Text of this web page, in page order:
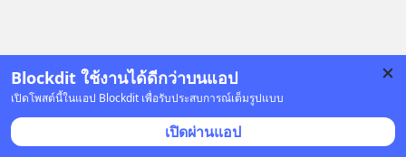
Blockdit ใช้งานได้ดีกว่าบนแอป
เปิดโพสต์นี้ในแอป Blockdit เพื่อรับประสบการณ์เต็มรูปแบบ
เปิดผ่านแอป